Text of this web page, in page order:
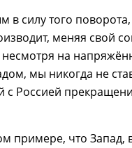
в силу того поворота,
меняя свой
на
мы никогда не
с Россией
примере, что Запад,